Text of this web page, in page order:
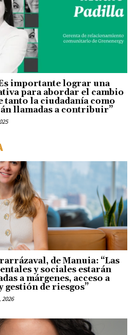
importante lograr una
para abordar el cambio
tanto la ciudadanía como
llamadas a contribuir”
de Manuia: “Las
y sociales estarán
a márgenes, acceso a
de riesgos”
2026